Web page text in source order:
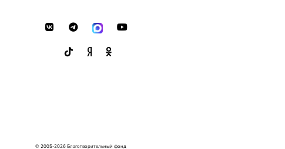
© 2005-2026 Благотворительный фонд